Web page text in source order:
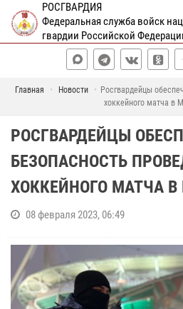
РОСГВАРДИЯ
Федеральная служба войск
гвардии Российской
Главная Новости
Росгвардейцы
хоккейного матча в
РОСГВАРДЕЙЦЫ
БЕЗОПАСНОСТЬ
ХОККЕЙНОГО МАТЧА В
08 февраля 2023, 06:49